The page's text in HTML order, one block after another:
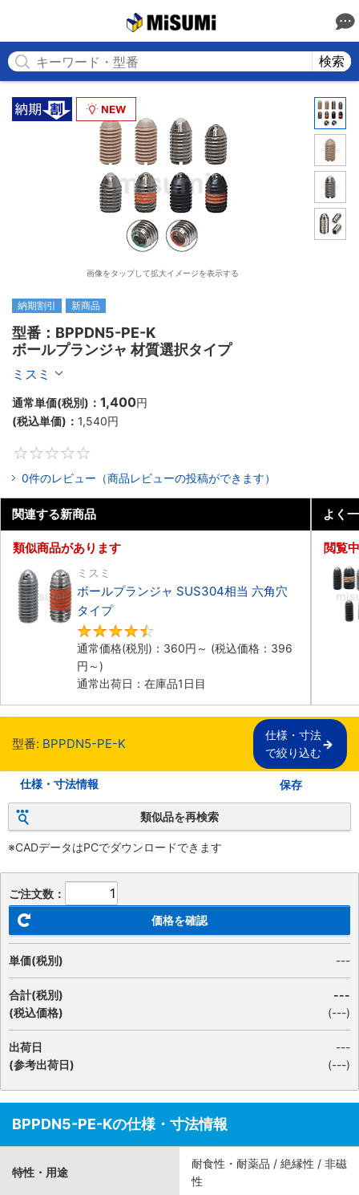
検索
画像をタップして拡大イメージを表示する
納期割引 新商品
型番：BPPDN5-PE-K
ボールプランジャ 材質選択タイプ
ミスミ
通常単価(税別)： 1,400円
(税込単価)： 1,540円
0件のレビュー（商品レビューの投稿ができます）
関連する新商品
類似商品があります
ミスミ
ボールプランジャ SUS304相当 六角穴
タイプ​
通常価格(税別)： 360円 ～ (税込価格： 396
円 ～)
通常出荷日：在庫品1日目
よく
閲覧
型番: BPPDN5-PE-K
仕様・寸法
で絞り込む
仕様・寸法情報 保存
類似品を再検索
※CADデータはPCでダウンロードできます
ご注文数：
価格を確認
単価(税別) ---
合計(税別)
(税込価格)
---
(---)
出荷日
(参考出荷日)
---
(---)
BPPDN5-PE-Kの仕様・寸法情報
特性・用途
耐食性・耐薬品 / 絶縁性 / 非磁
性